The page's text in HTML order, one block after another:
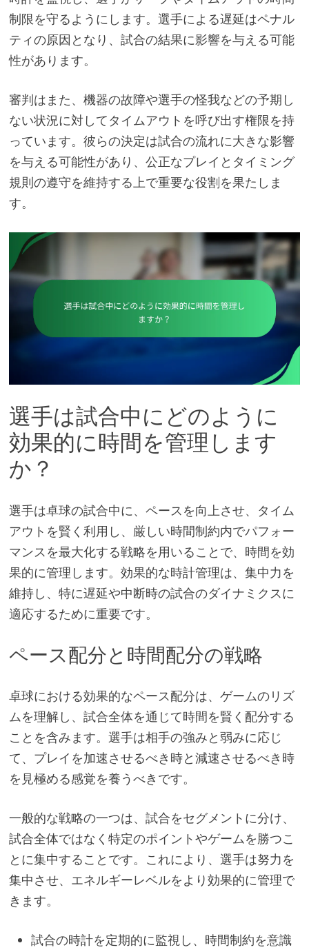
制限を守るようにします。選手による遅延はペナル
ティの原因となり、試合の結果に影響を与える可能
性があります。
審判はまた、機器の故障や選手の怪我などの予期し
ない状況に対してタイムアウトを呼び出す権限を持
っています。彼らの決定は試合の流れに大きな影響
を与える可能性があり、公正なプレイとタイミング
規則の遵守を維持する上で重要な役割を果たしま
す。
選手は試合中にどのように
効果的に時間を管理します
か？
選手は卓球の試合中に、ペースを向上させ、タイム
アウトを賢く利用し、厳しい時間制約内でパフォー
マンスを最大化する戦略を用いることで、時間を効
果的に管理します。効果的な時計管理は、集中力を
維持し、特に遅延や中断時の試合のダイナミクスに
適応するために重要です。
ペース配分と時間配分の戦略
卓球における効果的なペース配分は、ゲームのリズ
ムを理解し、試合全体を通じて時間を賢く配分する
ことを含みます。選手は相手の強みと弱みに応じ
て、プレイを加速させるべき時と減速させるべき時
を見極める感覚を養うべきです。
一般的な戦略の一つは、試合をセグメントに分け、
試合全体ではなく特定のポイントやゲームを勝つこ
とに集中することです。これにより、選手は努力を
集中させ、エネルギーレベルをより効果的に管理で
きます。
試合の時計を定期的に監視し、時間制約を意識